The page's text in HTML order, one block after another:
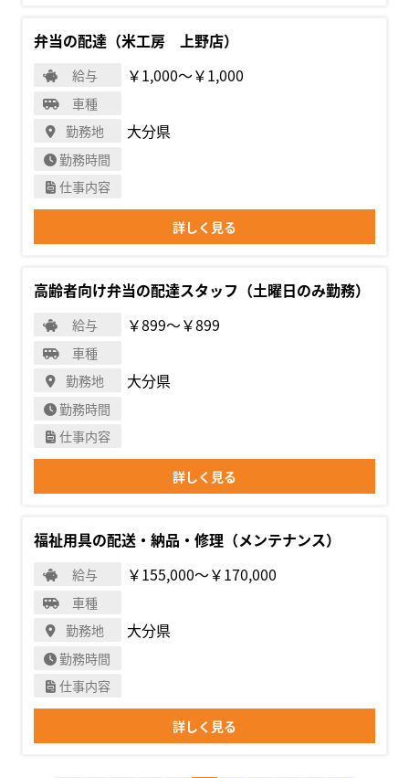
弁当の配達（米工房 上野店）
給与 ￥1,000〜￥1,000
車種
勤務地
大分県
勤務時間
仕事内容
詳しく見る
高齢者向け弁当の配達スタッフ（土曜日のみ勤務）
給与 ￥899〜￥899
車種
勤務地
大分県
勤務時間
仕事内容
詳しく見る
福祉用具の配送・納品・修理（メンテナンス）
給与 ￥155,000〜￥170,000
車種
勤務地
大分県
勤務時間
仕事内容
詳しく見る